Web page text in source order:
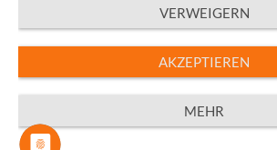
VERWEIGERN
AKZEPTIEREN
MEHR